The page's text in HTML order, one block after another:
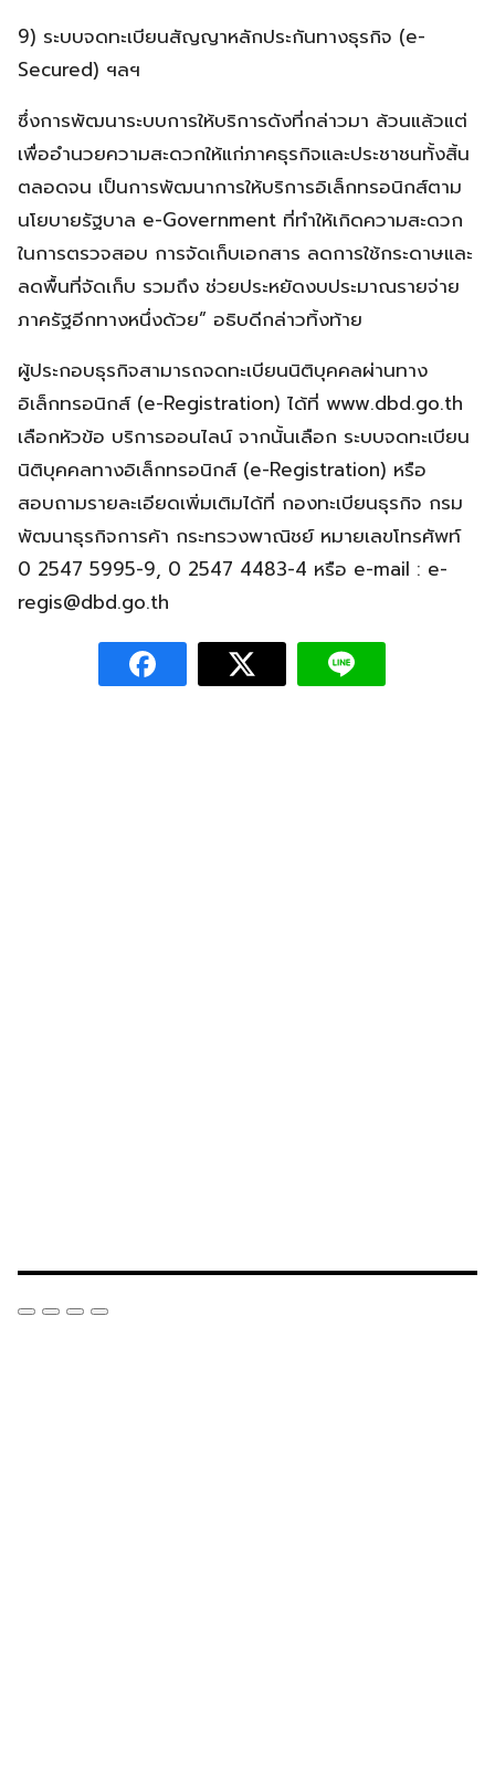
9) ระบบจดทะเบียนสัญญาหลักประกันทางธุรกิจ (e-
Secured) ฯลฯ
ซึ่งการพัฒนาระบบการให้บริการดังที่กล่าวมา ล้วนแล้วแต่
เพื่ออำนวยความสะดวกให้แก่ภาคธุรกิจและประชาชนทั้งสิ้น
ตลอดจน เป็นการพัฒนาการให้บริการอิเล็กทรอนิกส์ตาม
นโยบายรัฐบาล e-Government ที่ทำให้เกิดความสะดวก
ในการตรวจสอบ การจัดเก็บเอกสาร ลดการใช้กระดาษและ
ลดพื้นที่จัดเก็บ รวมถึง ช่วยประหยัดงบประมาณรายจ่าย
ภาครัฐอีกทางหนึ่งด้วย” อธิบดีกล่าวทิ้งท้าย
ผู้ประกอบธุรกิจสามารถจดทะเบียนนิติบุคคลผ่านทาง
อิเล็กทรอนิกส์ (e-Registration) ได้ที่ www.dbd.go.th
เลือกหัวข้อ บริการออนไลน์ จากนั้นเลือก ระบบจดทะเบียน
นิติบุคคลทางอิเล็กทรอนิกส์ (e-Registration) หรือ
สอบถามรายละเอียดเพิ่มเติมได้ที่ กองทะเบียนธุรกิจ กรม
พัฒนาธุรกิจการค้า กระทรวงพาณิชย์ หมายเลขโทรศัพท์
0 2547 5995-9, 0 2547 4483-4 หรือ e-mail : e-
regis@dbd.go.th